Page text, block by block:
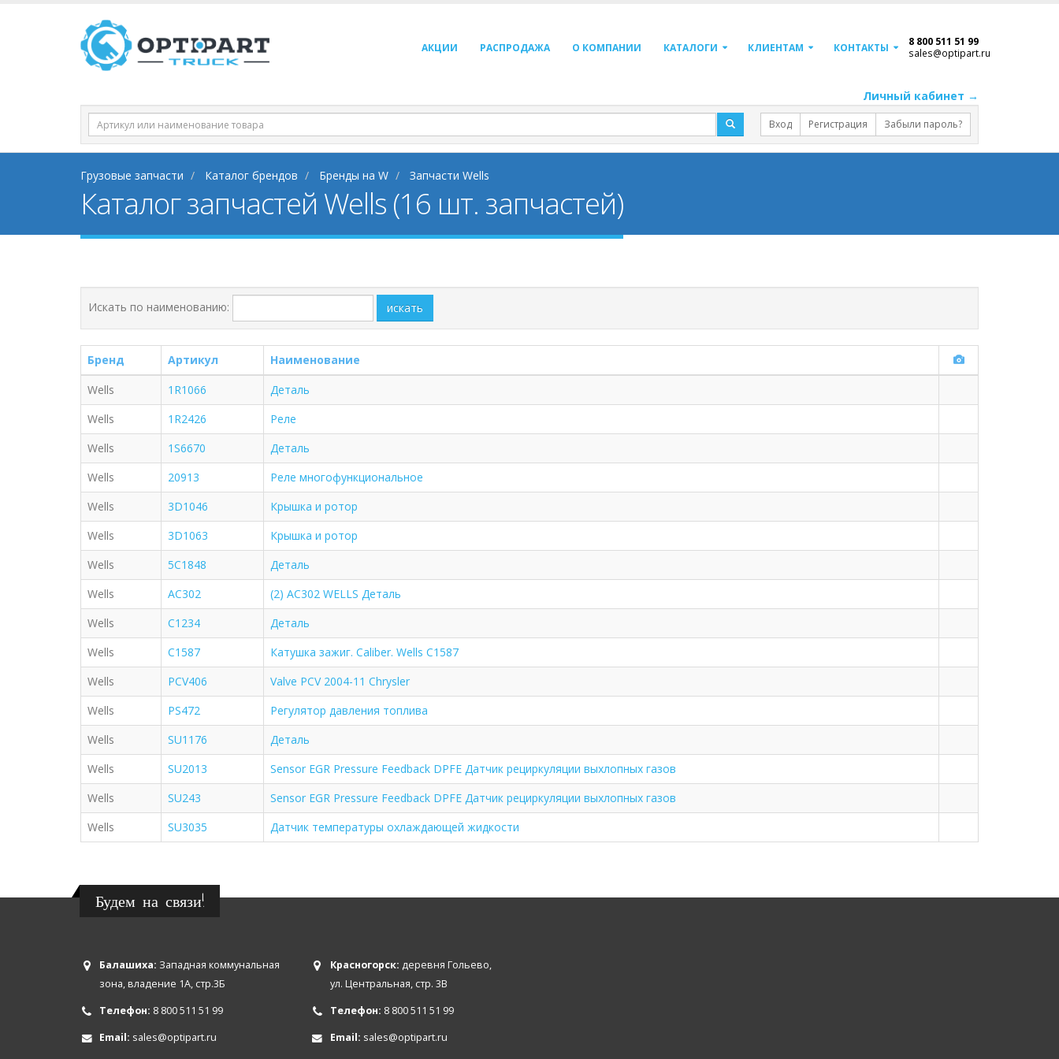
АКЦИИ РАСПРОДАЖА О КОМПАНИИ КАТАЛОГИ КЛИЕНТАМ КОНТАКТЫ 8 800 511 51 99
sales@optipart.ru
Личный кабинет →
Вход Регистрация Забыли пароль?
Грузовые запчасти Каталог брендов Бренды на W Запчасти Wells
Каталог запчастей Wells (16 шт. запчастей)
Искать по наименованию: искать
Бренд Артикул
Наименование
Wells
1R1066
Деталь
Wells
1R2426
Реле
Wells
1S6670
Деталь
Wells
20913
Реле многофункциональное
Wells
3D1046
Крышка и ротор
Wells
3D1063
Крышка и ротор
Wells
5C1848
Деталь
Wells
AC302
(2) AC302 WELLS Деталь
Wells
C1234
Деталь
Wells
C1587
Катушка зажиг. Caliber. Wells C1587
Wells
PCV406
Valve PCV 2004-11 Chrysler
Wells
PS472
Регулятор давления топлива
Wells
SU1176
Деталь
Wells
SU2013
Sensor EGR Pressure Feedback DPFE Датчик рециркуляции выхлопных газов
Wells
SU243
Sensor EGR Pressure Feedback DPFE Датчик рециркуляции выхлопных газов
Wells
SU3035 Датчик температуры охлаждающей жидкости
Будем на связи!
Балашиха: Западная коммунальная
зона, владение 1А, стр.3Б
Телефон: 8 800 511 51 99
Email: sales@optipart.ru
Красногорск: деревня Гольево,
ул. Центральная, стр. 3В
Телефон: 8 800 511 51 99
Email: sales@optipart.ru